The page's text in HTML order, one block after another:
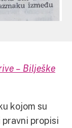
– Bilješke
kojom su
propisi